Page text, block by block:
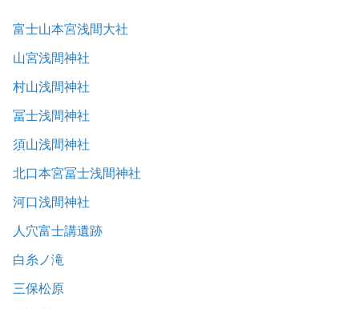
富士山本宮浅間大社
山宮浅間神社
村山浅間神社
冨士浅間神社
須山浅間神社
北口本宮冨士浅間神社
河口浅間神社
人穴富士講遺跡
白糸ノ滝
三保松原